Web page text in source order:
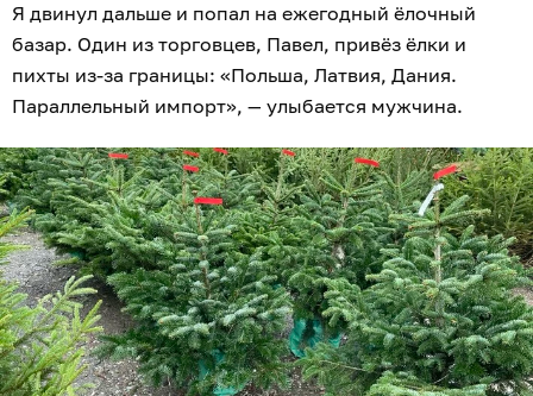
Я двинул дальше и попал на ежегодный ёлочный
базар. Один из торговцев, Павел, привёз ёлки и
пихты из-за границы: «Польша, Латвия, Дания.
Параллельный импорт», — улыбается мужчина.